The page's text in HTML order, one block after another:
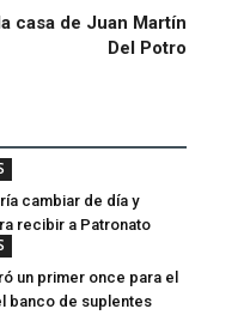
casa de Juan Martín
Del Potro
cambiar de día y
recibir a Patronato
un primer once para el
banco de suplentes